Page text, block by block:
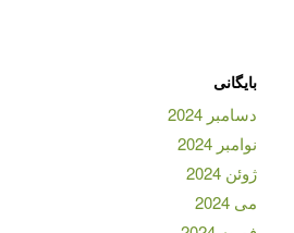
بایگانی
دسامبر 2024
نوامبر 2024
ژوئن 2024
می 2024